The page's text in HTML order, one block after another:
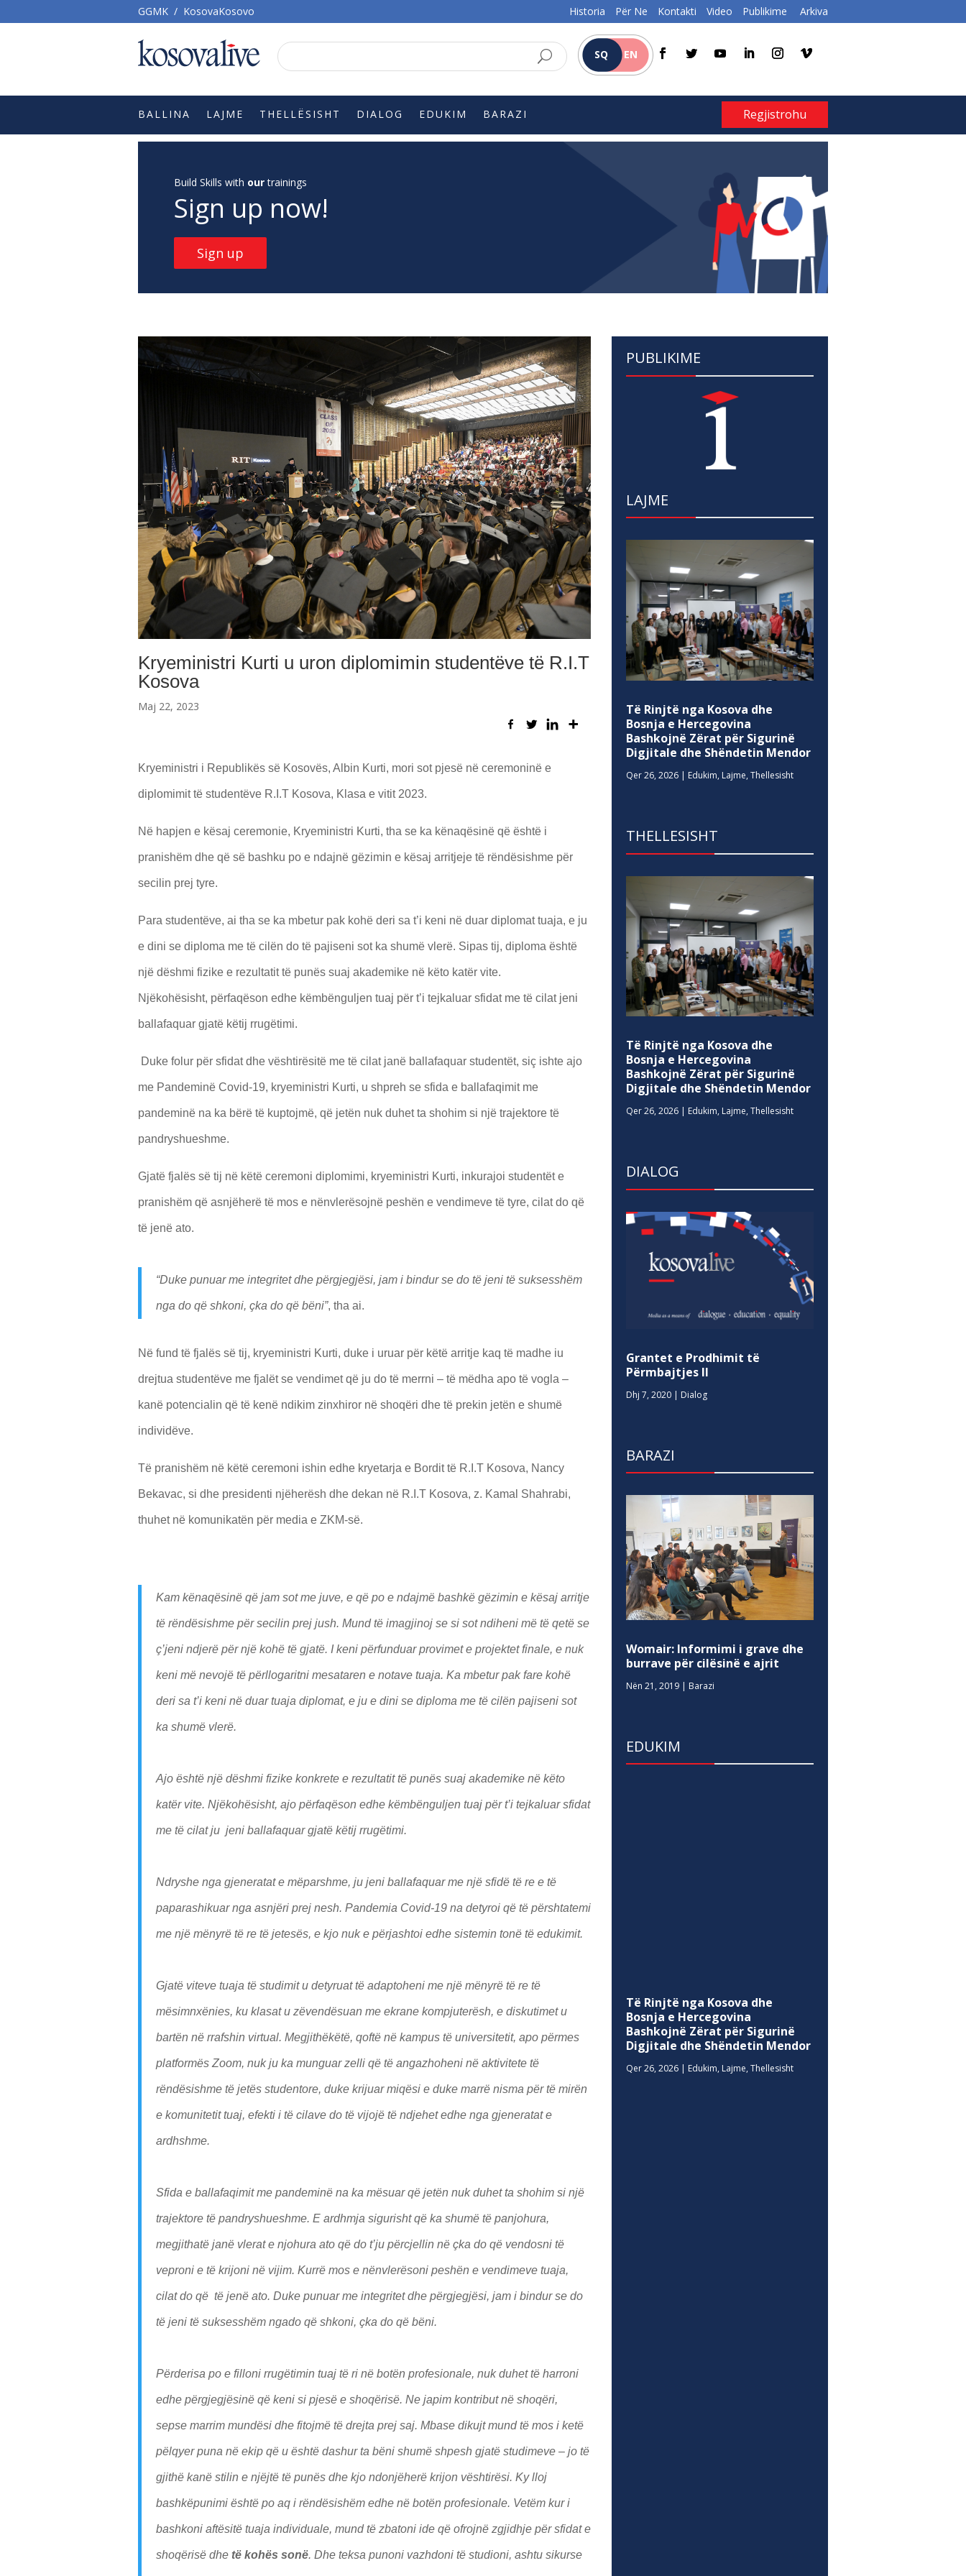
GGMK / KosovaKosovo Historia Për Ne Kontakti Video Publikime Arkiva
SQ EN
BALLINA LAJME THELLËSISHT DIALOG EDUKIM BARAZI Regjistrohu
Build Skills with ourtrainings
Sign up now!
Sign up
Kryeministri Kurti u uron diplomimin studentëve të R.I.T
Kosova
Maj 22, 2023
Kryeministri i Republikës së Kosovës, Albin Kurti, mori sot pjesë në ceremoninë e
diplomimit të studentëve R.I.T Kosova, Klasa e vitit 2023.
Në hapjen e kësaj ceremonie, Kryeministri Kurti, tha se ka kënaqësinë që është i
pranishëm dhe që së bashku po e ndajnë gëzimin e kësaj arritjeje të rëndësishme për
secilin prej tyre.
Para studentëve, ai tha se ka mbetur pak kohë deri sa t’i keni në duar diplomat tuaja, e ju
e dini se diploma me të cilën do të pajiseni sot ka shumë vlerë. Sipas tij, diploma është
një dëshmi fizike e rezultatit të punës suaj akademike në këto katër vite.
Njëkohësisht, përfaqëson edhe këmbënguljen tuaj për t’i tejkaluar sfidat me të cilat jeni
ballafaquar gjatë këtij rrugëtimi.
Duke folur për sfidat dhe vështirësitë me të cilat janë ballafaquar studentët, siç ishte ajo
me Pandeminë Covid-19, kryeministri Kurti, u shpreh se sfida e ballafaqimit me
pandeminë na ka bërë të kuptojmë, që jetën nuk duhet ta shohim si një trajektore të
pandryshueshme.
Gjatë fjalës së tij në këtë ceremoni diplomimi, kryeministri Kurti, inkurajoi studentët e
pranishëm që asnjëherë të mos e nënvlerësojnë peshën e vendimeve të tyre, cilat do që
të jenë ato.
“Duke punuar me integritet dhe përgjegjësi, jam i bindur se do të jeni të suksesshëm
nga do që shkoni, çka do që bëni”, tha ai.
Në fund të fjalës së tij, kryeministri Kurti, duke i uruar për këtë arritje kaq të madhe iu
drejtua studentëve me fjalët se vendimet që ju do të merrni – të mëdha apo të vogla –
kanë potencialin që të kenë ndikim zinxhiror në shoqëri dhe të prekin jetën e shumë
individëve.
Të pranishëm në këtë ceremoni ishin edhe kryetarja e Bordit të R.I.T Kosova, Nancy
Bekavac, si dhe presidenti njëherësh dhe dekan në R.I.T Kosova, z. Kamal Shahrabi,
thuhet në komunikatën për media e ZKM-së.
Kam kënaqësinë që jam sot me juve, e që po e ndajmë bashkë gëzimin e kësaj arritje
të rëndësishme për secilin prej jush. Mund të imagjinoj se si sot ndiheni më të qetë se
ç’jeni ndjerë për një kohë të gjatë. I keni përfunduar provimet e projektet finale, e nuk
keni më nevojë të përllogaritni mesataren e notave tuaja. Ka mbetur pak fare kohë
deri sa t’i keni në duar tuaja diplomat, e ju e dini se diploma me të cilën pajiseni sot
ka shumë vlerë.
Ajo është një dëshmi fizike konkrete e rezultatit të punës suaj akademike në këto
katër vite. Njëkohësisht, ajo përfaqëson edhe këmbënguljen tuaj për t’i tejkaluar sfidat
me të cilat ju jeni ballafaquar gjatë këtij rrugëtimi.
Ndryshe nga gjeneratat e mëparshme, ju jeni ballafaquar me një sfidë të re e të
paparashikuar nga asnjëri prej nesh. Pandemia Covid-19 na detyroi që të përshtatemi
me një mënyrë të re të jetesës, e kjo nuk e përjashtoi edhe sistemin tonë të edukimit.
Gjatë viteve tuaja të studimit u detyruat të adaptoheni me një mënyrë të re të
mësimnxënies, ku klasat u zëvendësuan me ekrane kompjuterësh, e diskutimet u
bartën në rrafshin virtual. Megjithëkëtë, qoftë në kampus të universitetit, apo përmes
platformës Zoom, nuk ju ka munguar zelli që të angazhoheni në aktivitete të
rëndësishme të jetës studentore, duke krijuar miqësi e duke marrë nisma për të mirën
e komunitetit tuaj, efekti i të cilave do të vijojë të ndjehet edhe nga gjeneratat e
ardhshme.
Sfida e ballafaqimit me pandeminë na ka mësuar që jetën nuk duhet ta shohim si një
trajektore të pandryshueshme. E ardhmja sigurisht që ka shumë të panjohura,
megjithatë janë vlerat e njohura ato që do t’ju përcjellin në çka do që vendosni të
veproni e të krijoni në vijim. Kurrë mos e nënvlerësoni peshën e vendimeve tuaja,
cilat do që të jenë ato. Duke punuar me integritet dhe përgjegjësi, jam i bindur se do
të jeni të suksesshëm ngado që shkoni, çka do që bëni.
Përderisa po e filloni rrugëtimin tuaj të ri në botën profesionale, nuk duhet të harroni
edhe përgjegjësinë që keni si pjesë e shoqërisë. Ne japim kontribut në shoqëri,
sepse marrim mundësi dhe fitojmë të drejta prej saj. Mbase dikujt mund të mos i ketë
pëlqyer puna në ekip që u është dashur ta bëni shumë shpesh gjatë studimeve – jo të
gjithë kanë stilin e njëjtë të punës dhe kjo ndonjëherë krijon vështirësi. Ky lloj
bashkëpunimi është po aq i rëndësishëm edhe në botën profesionale. Vetëm kur i
bashkoni aftësitë tuaja individuale, mund të zbatoni ide që ofrojnë zgjidhje për sfidat e
shoqërisë dhe të kohës sonë. Dhe teksa punoni vazhdoni të studioni, ashtu sikurse
PUBLIKIME
LAJME
Të Rinjtë nga Kosova dhe
Bosnja e Hercegovina
Bashkojnë Zërat për Sigurinë
Digjitale dhe Shëndetin Mendor
Qer 26, 2026 | Edukim, Lajme,Thellesisht
THELLESISHT
Të Rinjtë nga Kosova dhe
Bosnja e Hercegovina
Bashkojnë Zërat për Sigurinë
Digjitale dhe Shëndetin Mendor
Qer 26, 2026 | Edukim, Lajme,Thellesisht
DIALOG
Grantet e Prodhimit të
Përmbajtjes II
Dhj 7, 2020 | Dialog
BARAZI
Womair: Informimi i grave dhe
burrave për cilësinë e ajrit
Nën 21, 2019 | Barazi
EDUKIM
Digjitale dhe Shëndetin Mendor
Qer 26, 2026|Edukim,Lajme,